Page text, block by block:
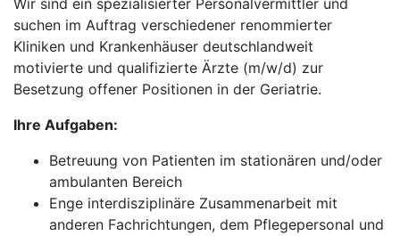
Wir sind ein spezialisierter Personalvermittler und
suchen im Auftrag verschiedener renommierter
Kliniken und Krankenhäuser deutschlandweit
motivierte und qualifizierte Ärzte (m/w/d) zur
Besetzung offener Positionen in der Geriatrie.
Ihre Aufgaben:
Betreuung von Patienten im stationären und/oder
ambulanten Bereich
Enge interdisziplinäre Zusammenarbeit mit
anderen Fachrichtungen, dem Pflegepersonal und